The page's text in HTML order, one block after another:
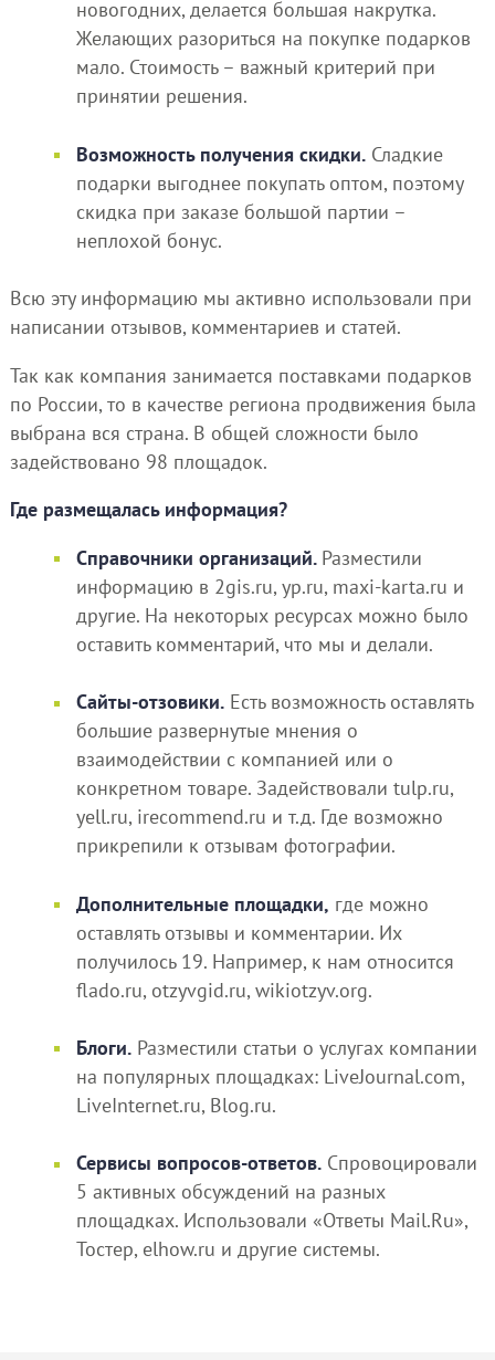
новогодних, делается большая накрутка.
Желающих разориться на покупке подарков
мало. Стоимость – важный критерий при
принятии решения.
Возможность получения скидки.Сладкие
подарки выгоднее покупать оптом, поэтому
скидка при заказе большой партии –
неплохой бонус.
Всю эту информацию мы активно использовали при
написании отзывов, комментариев и статей.
Так как компания занимается поставками подарков
по России, то в качестве региона продвижения была
выбрана вся страна. В общей сложности было
задействовано 98 площадок.
Где размещалась информация?
Справочники организаций. Разместили
информацию в 2gis.ru, yp.ru, maxi-karta.ru и
другие. На некоторых ресурсах можно было
оставить комментарий, что мы и делали.
Сайты-отзовики.Есть возможность оставлять
большие развернутые мнения о
взаимодействии с компанией или о
конкретном товаре. Задействовали tulp.ru,
yell.ru, irecommend.ru и т.д. Где возможно
прикрепили к отзывам фотографии.
Дополнительные площадки, где можно
оставлять отзывы и комментарии. Их
получилось 19. Например, к нам относится
flado.ru, otzyvgid.ru, wikiotzyv.org.
Блоги.Разместили статьи о услугах компании
на популярных площадках: LiveJournal.com,
LiveInternet.ru, Blog.ru.
Сервисы вопросов-ответов.Спровоцировали
5 активных обсуждений на разных
площадках. Использовали «Ответы Mail.Ru»,
Тостер, elhow.ru и другие системы.